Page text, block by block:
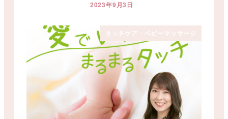
投稿日
2023年9月3日
タッチケア・ベビーマッサージ